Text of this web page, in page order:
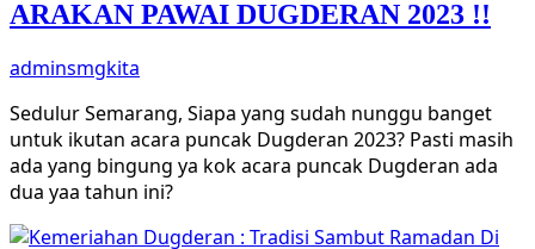
ARAKAN PAWAI DUGDERAN 2023 !!
adminsmgkita
Sedulur Semarang, Siapa yang sudah nunggu banget
untuk ikutan acara puncak Dugderan 2023? Pasti masih
ada yang bingung ya kok acara puncak Dugderan ada
dua yaa tahun ini?